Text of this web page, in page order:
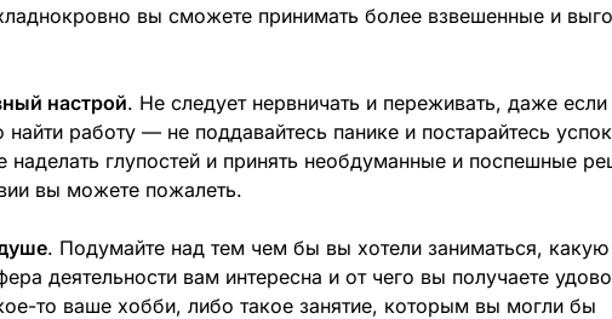
вы сможете принимать более взвешенные и
настрой. Не следует нервничать и переживать, даже
работу — не поддавайтесь панике и постарайтесь
глупостей и принять необдуманные и поспешные
вы можете пожалеть.
. Подумайте над тем чем бы вы хотели заниматься, какую
деятельности вам интересна и от чего вы получаете
то ваше хобби, либо такое занятие, которым вы могли бы